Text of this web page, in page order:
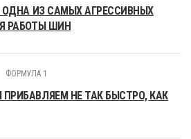
ОДНА ИЗ САМЫХ АГРЕССИВНЫХ
РАБОТЫ ШИН
ФОРМУЛА 1
НЕ ТАК БЫСТРО, КАК